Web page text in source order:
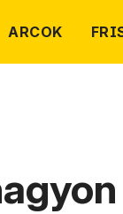
ARCOK